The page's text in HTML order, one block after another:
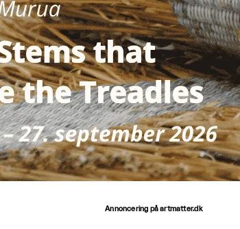
Annoncering på artmatter.dk